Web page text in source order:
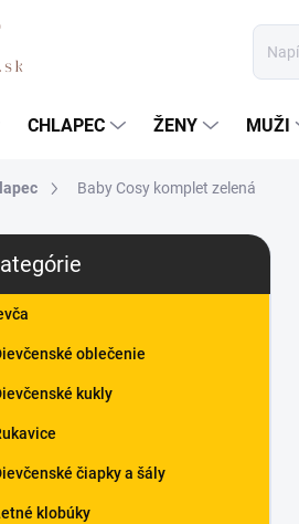
CHLAPEC ŽENY MUŽI
Baby Cosy komplet zelená
oblečenie
kukly
čiapky a šály
klobúky